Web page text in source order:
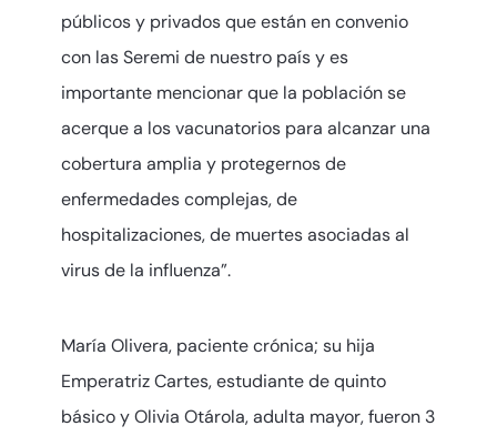
públicos y privados que están en convenio
con las Seremi de nuestro país y es
importante mencionar que la población se
acerque a los vacunatorios para alcanzar una
cobertura amplia y protegernos de
enfermedades complejas, de
hospitalizaciones, de muertes asociadas al
virus de la influenza”.
María Olivera, paciente crónica; su hija
Emperatriz Cartes, estudiante de quinto
básico y Olivia Otárola, adulta mayor, fueron 3